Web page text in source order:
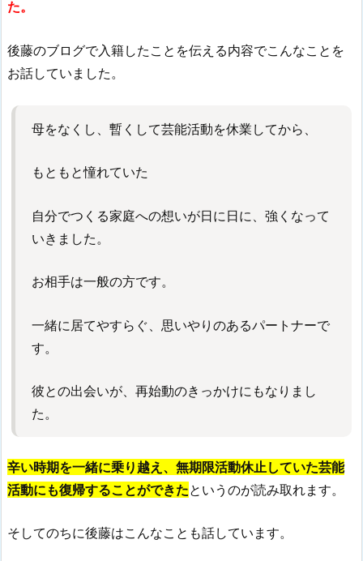
た。
後藤のブログで入籍したことを伝える内容でこんなことを
お話していました。
母をなくし、暫くして芸能活動を休業してから、
もともと憧れていた
自分でつくる家庭への想いが日に日に、強くなって
いきました。
お相手は一般の方です。
一緒に居てやすらぐ、思いやりのあるパートナーで
す。
彼との出会いが、再始動のきっかけにもなりまし
た。
辛い時期を一緒に乗り越え、無期限活動休止していた芸能
活動にも復帰することができたというのが読み取れます。
そしてのちに後藤はこんなことも話しています。